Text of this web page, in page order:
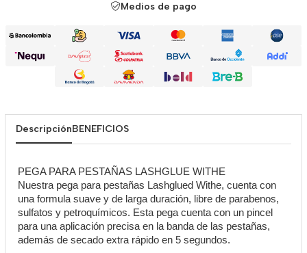
Medios de pago
DescripciónBENEFICIOS
PEGA PARA PESTAÑAS LASHGLUE WITHE
Nuestra pega para pestañas Lashglued Withe, cuenta con
una formula suave y de larga duración, libre de parabenos,
sulfatos y petroquímicos. Esta pega cuenta con un pincel
para una aplicación precisa en la banda de las pestañas,
además de secado extra rápido en 5 segundos.